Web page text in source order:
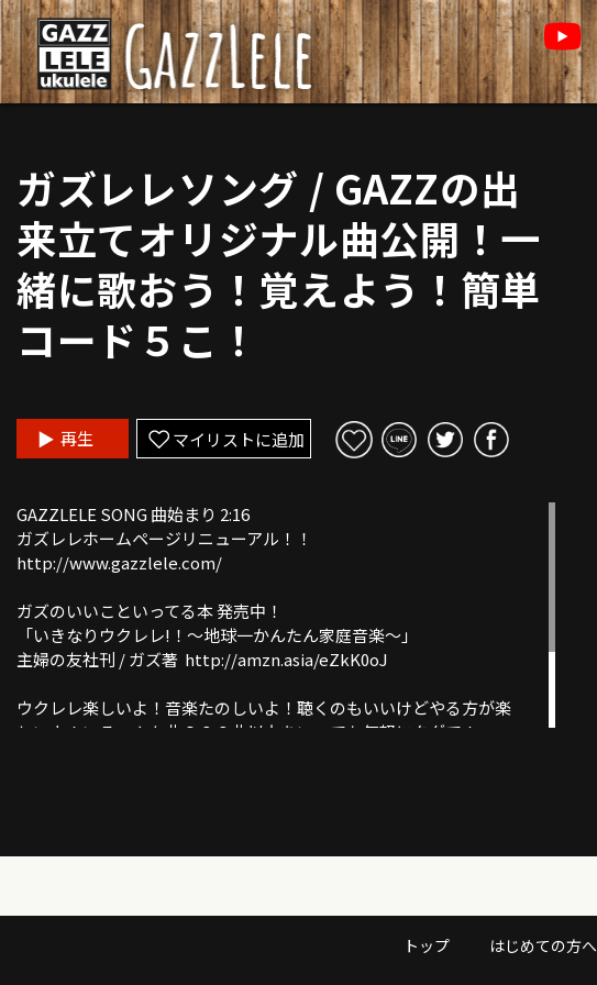
ガズレレソング / GAZZの出
来立てオリジナル曲公開！一
緒に歌おう！覚えよう！簡単
コード５こ！
再生 マイリストに追加
GAZZLELE SONG 曲始まり 2:16
ガズレレホームページリニューアル！！
http://www.gazzlele.com/
ガズのいいこといってる本 発売中！
「いきなりウクレレ!！〜地球一かんたん家庭音楽〜」
主婦の友社刊 / ガズ著 http://amzn.asia/eZkK0oJ
ウクレレ楽しいよ！音楽たのしいよ！聴くのもいいけどやる方が楽
しいよ！いろーんな曲６００曲以上をいつでも気軽にタダで！
トップ はじめての方へ